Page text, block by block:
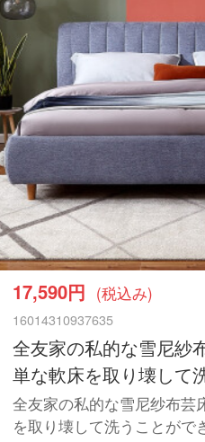
17,590円 (税込み)
16014310937635
全友家の私的な雪尼紗
単な軟床を取り壊して
全友家の私的な雪尼纱布芸
を取り壊して洗うことがで